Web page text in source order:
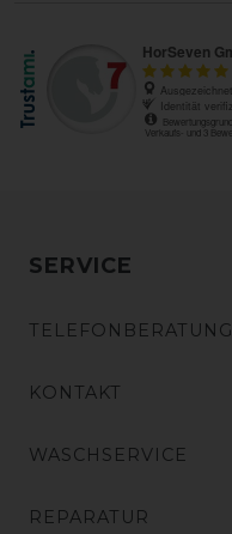
SERVICE
TELEFONBERATUNG
KONTAKT
WASCHSERVICE
REPARATUR